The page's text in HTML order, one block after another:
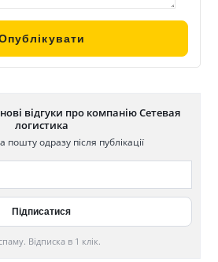
відгуки про компанію Сетевая
логистика
одразу після публікації
Відписка в 1 клік.